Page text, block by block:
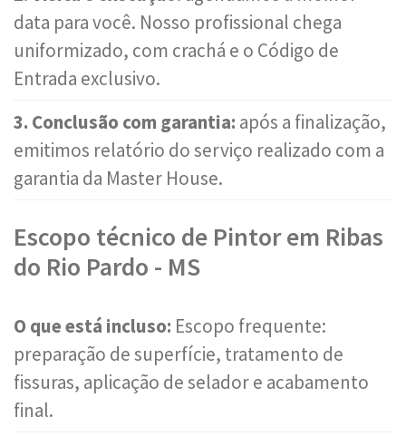
data para você. Nosso profissional chega
uniformizado, com crachá e o Código de
Entrada exclusivo.
3. Conclusão com garantia: após a finalização,
emitimos relatório do serviço realizado com a
garantia da Master House.
Escopo técnico de Pintor em Ribas
do Rio Pardo - MS
O que está incluso: Escopo frequente:
preparação de superfície, tratamento de
fissuras, aplicação de selador e acabamento
final.